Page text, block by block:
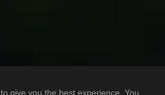
give you the best experience. You